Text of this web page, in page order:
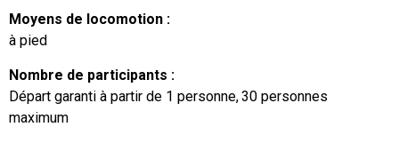
Moyens de locomotion :
à pied
Nombre de participants :
Départ garanti à partir de 1 personne 30 personnes
maximum